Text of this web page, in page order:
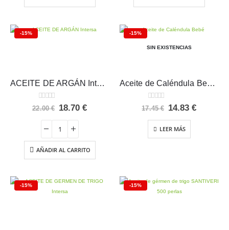
-15%
ACEITE DE ARGÁN Intersa
0 out of 5
22.00€ El
original
era:
22.00 €.
18.70€El
18.70 €.
AÑADIR AL CARRITO
-15%
SIN EXISTENCIAS
Aceite de Caléndula Bebé Weleda 200 ml
0 out of 5
17.45€ El
original
era:
17.45 €.
14.83€El
LEER MÁS
-15% -15%